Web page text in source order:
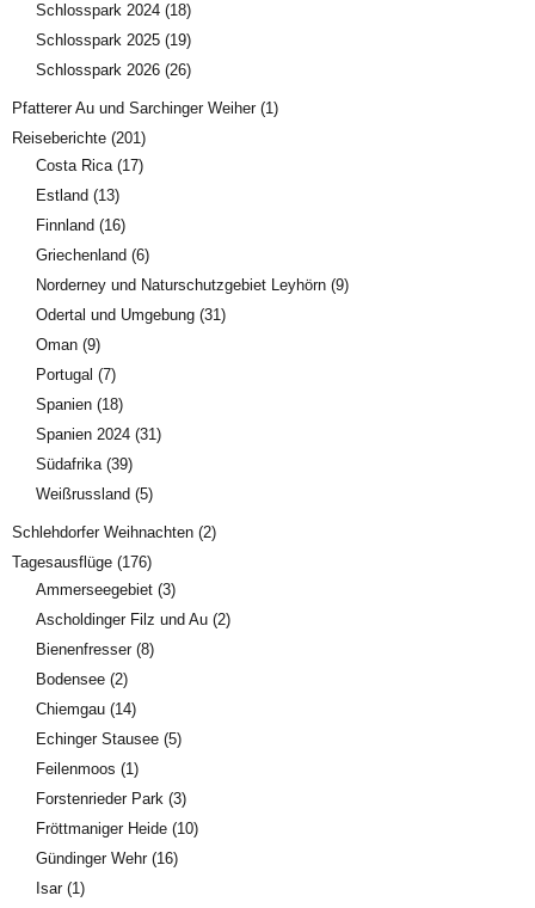
Schlosspark 2024 (18)
Schlosspark 2025 (19)
Schlosspark 2026 (26)
Pfatterer Au und Sarchinger Weiher(1)
Reiseberichte (201)
Costa Rica(17)
Estland (13)
Finnland (16)
Griechenland (6)
Norderney und Naturschutzgebiet Leyhörn (9)
Odertal und Umgebung (31)
Oman (9)
Portugal (7)
Spanien (18)
Spanien 2024 (31)
Südafrika(39)
Weißrussland (5)
Schlehdorfer Weihnachten (2)
Tagesausflüge (176)
Ammerseegebiet (3)
Ascholdinger Filz und Au (2)
Bienenfresser(8)
Bodensee (2)
Chiemgau (14)
Echinger Stausee (5)
Feilenmoos (1)
Forstenrieder Park (3)
Fröttmaniger Heide (10)
Gündinger Wehr(16)
Isar(1)